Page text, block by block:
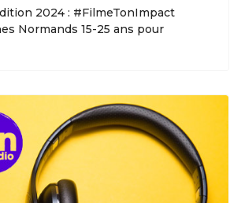
2024 : #FilmeTonImpact
Normands 15-25 ans pour